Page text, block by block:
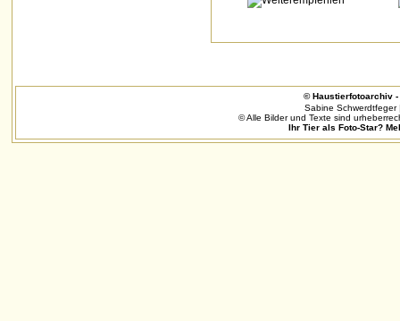
© Haustierfotoarchiv
Sabine Schwerdtfeger
© Alle Bilder und Texte sind
Ihr Tier als Foto-Star?